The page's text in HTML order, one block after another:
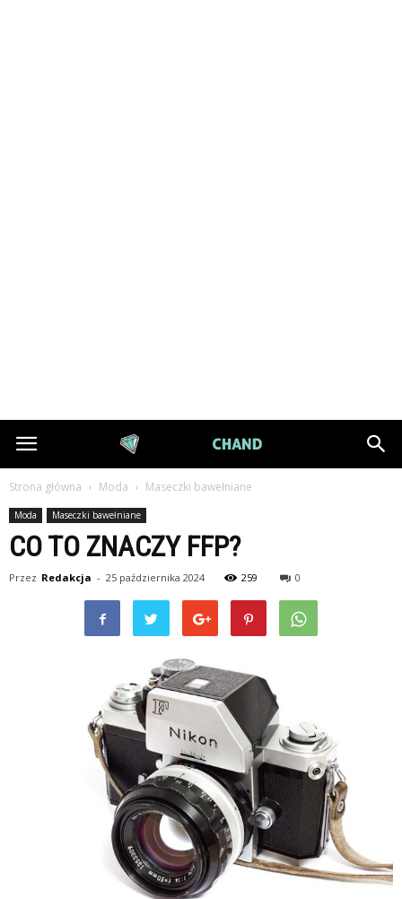
DiamondChand.pl
Strona główna Moda Maseczki bawełniane
Moda Maseczki bawełniane
CO TO ZNACZY FFP?
Przez Redakcja - 25 października 2024 259 0